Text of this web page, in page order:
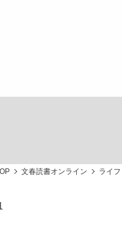
文春読書オンライン ライフ